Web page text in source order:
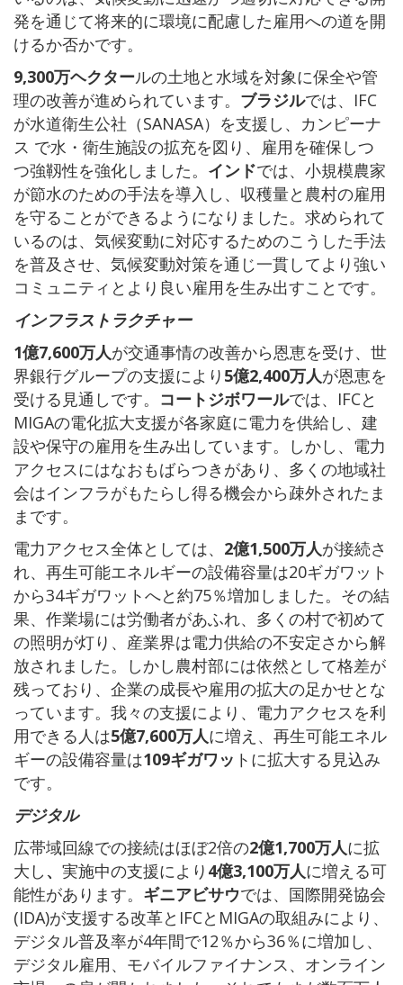
発を通じて将来的に環境に配慮した雇用への道を開
けるか否かです。
9,300万ヘクタールの土地と水域を対象に保全や管
理の改善が進められています。 ブラジルでは、IFC
が水道衛生公社（SANASA）を支援し、カンピーナ
ス で水・衛生施設の拡充を図り、雇用を確保しつ
つ強靱性を強化しました。 インドでは、小規模農家
が節水のための手法を導入し、収穫量と農村の雇用
を守ることができるようになりました。求められて
いるのは、気候変動に対応するためのこうした手法
を普及させ、気候変動対策を通じ一貫してより強い
コミュニティとより良い雇用を生み出すことです。
インフラストラクチャー
1億7,600万人が交通事情の改善から恩恵を受け、世
界銀行グループの支援により 5億2,400万人が恩恵を
受ける見通しです。 コートジボワールでは、IFCと
MIGAの電化拡大支援が各家庭に電力を供給し、建
設や保守の雇用を生み出しています。しかし、電力
アクセスにはなおもばらつきがあり、多くの地域社
会はインフラがもたらし得る機会から疎外されたま
まです。
電力アクセス全体としては、 2億1,500万人が接続さ
れ、再生可能エネルギーの設備容量は20ギガワット
から34ギガワットへと約75％増加しました。その結
果、作業場には労働者があふれ、多くの村で初めて
の照明が灯り、産業界は電力供給の不安定さから解
放されました。しかし農村部には依然として格差が
残っており、企業の成長や雇用の拡大の足かせとな
っています。我々の支援により、電力アクセスを利
用できる人は5億7,600万人に増え、再生可能エネル
ギーの設備容量は109ギガワッ トに拡大する見込み
です。
デジタル
広帯域回線での接続はほぼ2倍の2億1,700万人に拡
大し 、 実施中の支援により 4億3,100万人に増える可
能性があります。 ギニアビサウでは、国際開発協会
(IDA)が支援する改革とIFCとMIGAの取組みにより、
デジタル普及率が4年間で12％から36％に増加し、
デジタル雇用、モバイルファイナンス、オンライン